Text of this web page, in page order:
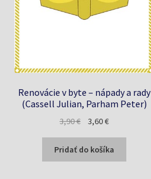
Renovácie v byte – nápady a rady
(Cassell Julian, Parham Peter)
3,90€
Pôvodná
bola:
3,90 €.
3,60€Aktuálna
je:
3,60 €.
Pridať do košíka